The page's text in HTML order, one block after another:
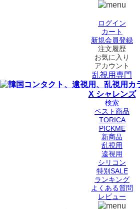
ログイン
カート
新規会員登録
注文履歴
お気に入り
アカウント
乱視用専門
検索
ベスト商品
TORICA
PICKME
新商品
乱視用
遠視用
シリコン
特別SALE
ランキング
よくある質問
レビュー